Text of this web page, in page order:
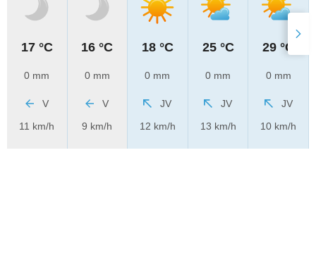
17 °C
0 mm
V
11 km/h
16 °C
0 mm
V
9 km/h
18 °C
0 mm
JV
12 km/h
25 °C
0 mm
JV
13 km/h
29 °C
0 mm
JV
10 km/h